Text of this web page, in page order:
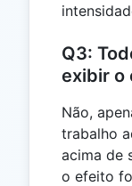
Q3:
exibir o
Não,
trabalho
acima de
o efeito